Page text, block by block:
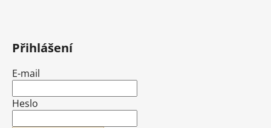
Přihlášení
E-mail
Heslo